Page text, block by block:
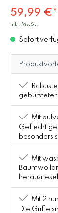
59,99 €*
inkl. MwSt.
Sofort
Mit
Geflecht
besonders
Mit
Mit 2
Die Griffe